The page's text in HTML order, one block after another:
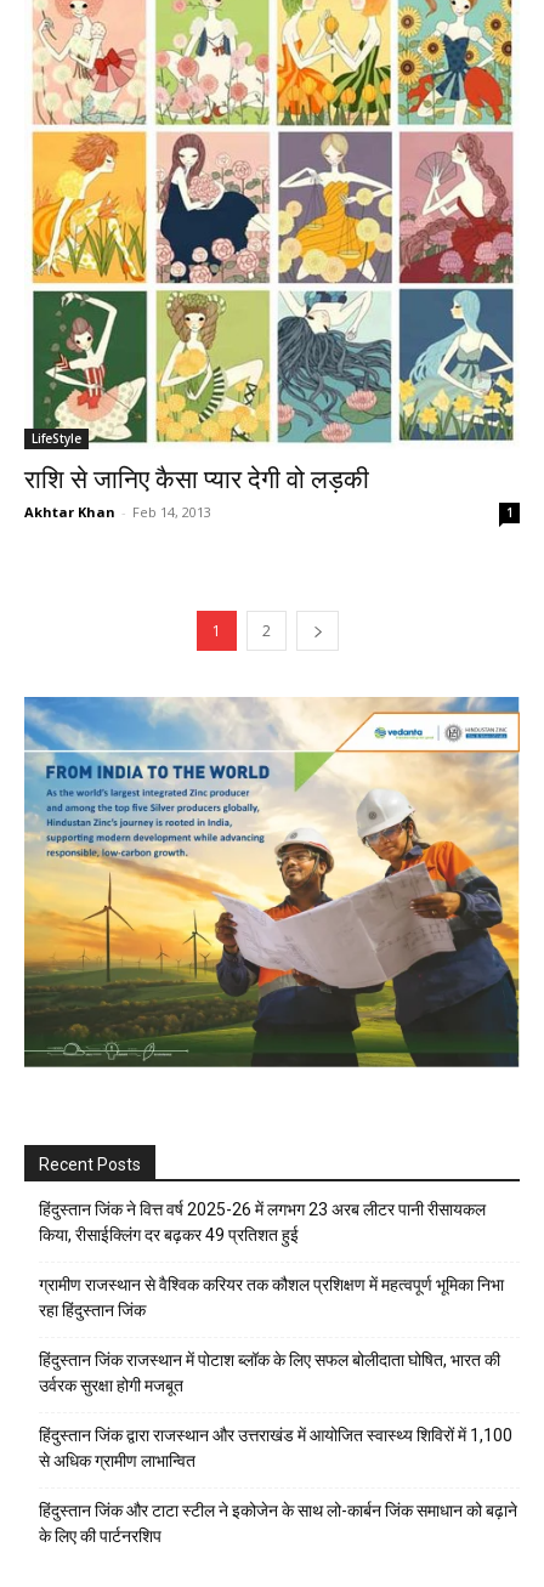
LifeStyle
राशि से जानिए कैसा प्‍यार देगी वो लड़की
Akhtar Khan - Feb 14, 2013 1
1 2
Recent Posts
हिंदुस्तान जिंक ने वित्त वर्ष 2025-26 में लगभग 23 अरब लीटर पानी रीसायकल
किया, रीसाईक्लिंग दर बढ़कर 49 प्रतिशत हुई
ग्रामीण राजस्थान से वैश्विक करियर तक कौशल प्रशिक्षण में महत्वपूर्ण भूमिका निभा
रहा हिंदुस्तान जिंक
हिंदुस्तान जिंक राजस्थान में पोटाश ब्लॉक के लिए सफल बोलीदाता घोषित, भारत की
उर्वरक सुरक्षा होगी मजबूत
हिंदुस्तान जिंक द्वारा राजस्थान और उत्तराखंड में आयोजित स्वास्थ्य शिविरों में 1,100
से अधिक ग्रामीण लाभान्वित
हिंदुस्तान जिंक और टाटा स्टील ने इकोजेन के साथ लो-कार्बन जिंक समाधान को बढ़ाने
के लिए की पार्टनरशिप